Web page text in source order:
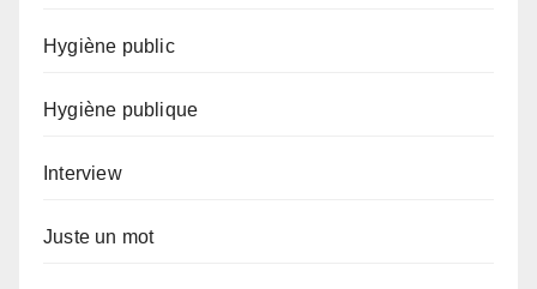
Hygiène public
Hygiène publique
Interview
Juste un mot